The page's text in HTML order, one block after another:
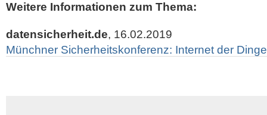
Weitere Informationen zum Thema:
datensicherheit.de, 16.02.2019
Münchner Sicherheitskonferenz: Internet der